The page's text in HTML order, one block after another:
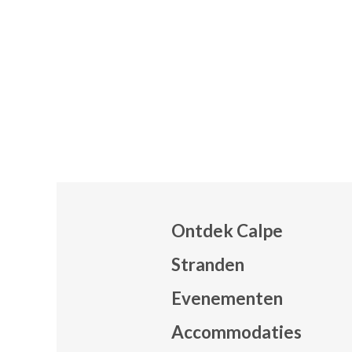
Ontdek Calpe
Stranden
Evenementen
Accommodaties